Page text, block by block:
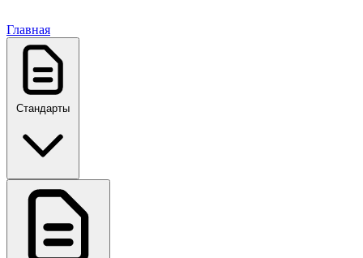
Главная
Стандарты
ГОСТ, ГОСТ Р, ПНСТ